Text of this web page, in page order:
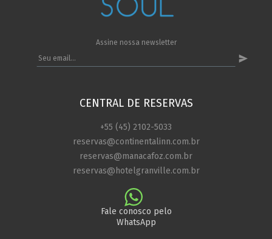
Assine nossa newsletter
CENTRAL DE RESERVAS
+55 (45) 2102-5033
reservas@continentalinn.com.br
reservas@manacafoz.com.br
reservas@hotelgranville.com.br
Fale conosco pelo
WhatsApp